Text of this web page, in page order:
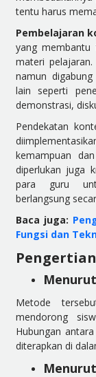
tentu harus
Pembelajaran
yang
materi
namun
lain seperti
demonstrasi,
Pendekatan
kemampuan
diperlukan juga
para guru
berlangsung
Baca juga:
Fungsi dan
Metode
mendorong
Hubungan
diterapkan di